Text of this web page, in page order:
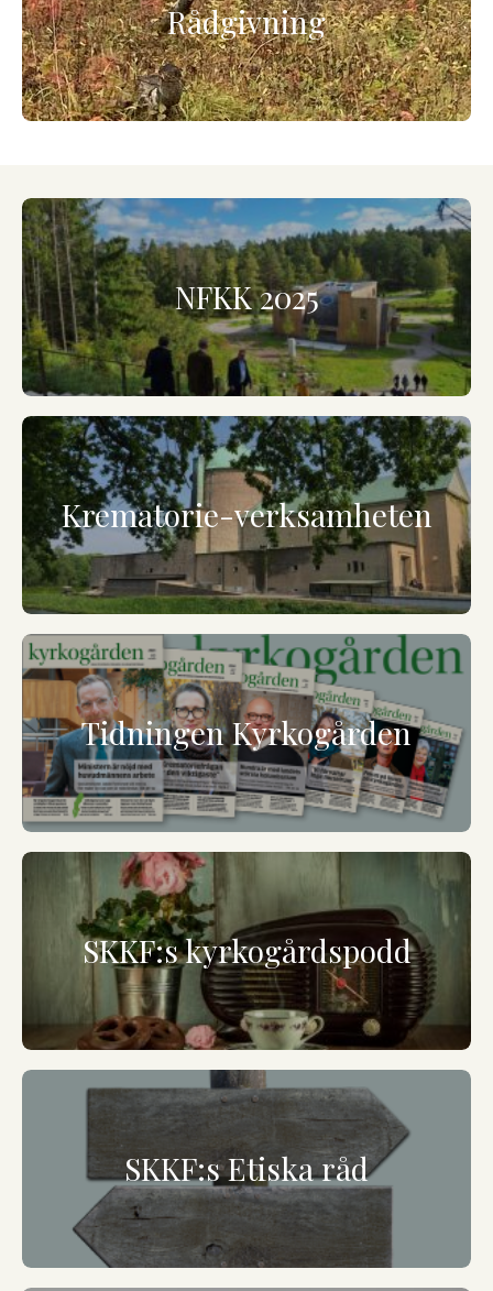
Rådgivning
NFKK 2025
Krematorie-verksamheten
Tidningen Kyrkogården
SKKF:s kyrkogårdspodd
SKKF:s Etiska råd